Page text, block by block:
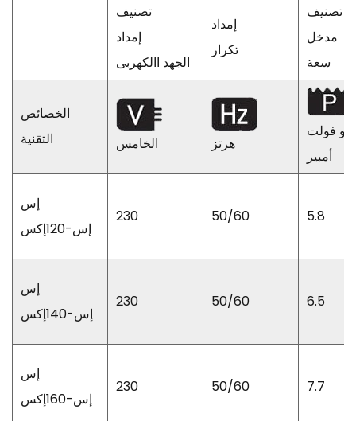
تصنيف
إمداد
الجهد االكهربى
إمداد
تكرار
تصنيف
مدخل
سعة
الخصائص
التقنية
الخامس هرتز
فولت
أمبير
إس
إس-120إكس
230 50/60 5.8
إس
إس-140إكس
230 50/60 6.5
إس
إس-160إكس
230 50/60 7.7